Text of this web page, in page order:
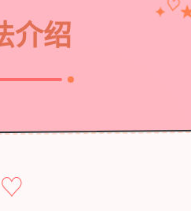
介绍
✦♡
♡